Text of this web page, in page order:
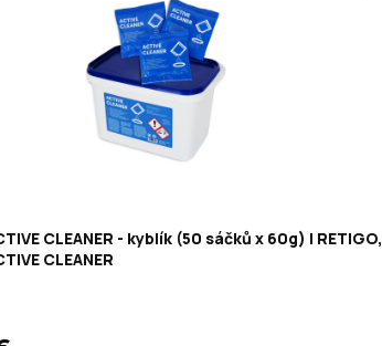
CLEANER - kyblík (50 sáčků x 60g) | RETIGO,
CLEANER